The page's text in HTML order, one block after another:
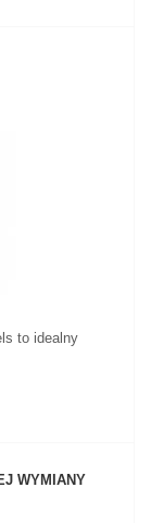
to idealny
WYMIANY